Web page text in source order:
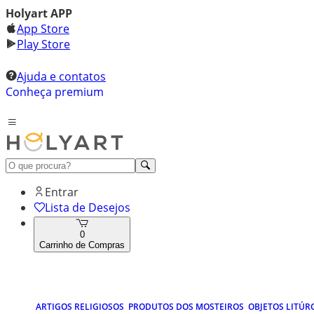
Holyart APP
App Store
Play Store
Ajuda e contatos
Conheça premium
Entrar
Lista de Desejos
0
Carrinho de Compras
ARTIGOS RELIGIOSOS PRODUTOS DOS MOSTEIROS OBJETOS